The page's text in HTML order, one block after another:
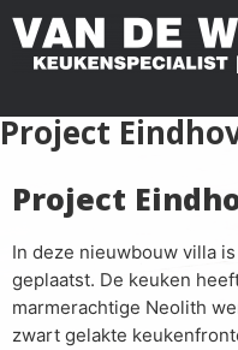
Project
Project
In deze nieuwbouw villa
geplaatst. De keuken
marmerachtige Neolith
zwart gelakte